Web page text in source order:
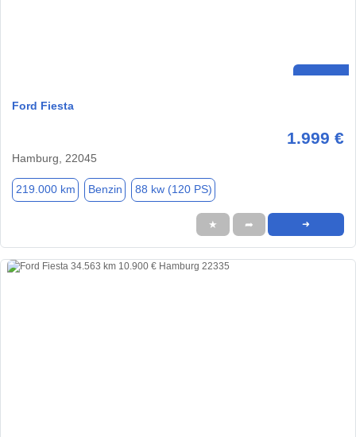
Ford Fiesta
1.999 €
Hamburg, 22045
219.000 km Benzin 88 kw (120 PS)
★ ➦ ➜